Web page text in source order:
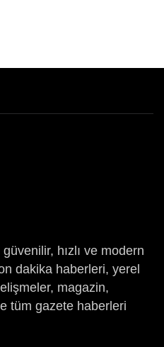
hızlı ve modern
dakika haberleri, yerel
magazin,
tüm gazete haberleri